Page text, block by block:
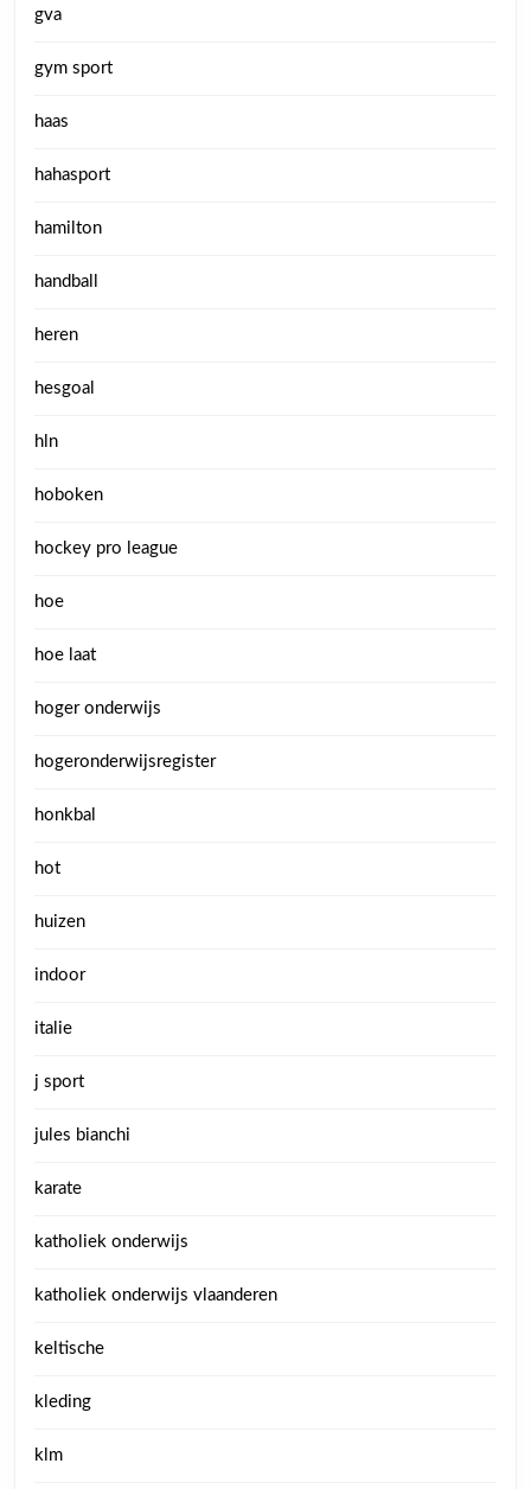
gva
gym sport
haas
hahasport
hamilton
handball
heren
hesgoal
hln
hoboken
hockey pro league
hoe
hoe laat
hoger onderwijs
hogeronderwijsregister
honkbal
hot
huizen
indoor
italie
j sport
jules bianchi
karate
katholiek onderwijs
katholiek onderwijs vlaanderen
keltische
kleding
klm